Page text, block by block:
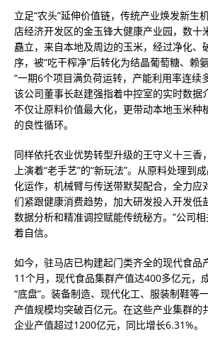
立足“农头”延伸价值链，传统产业焕发新生
店经济开发区的金玉锋大健康产业园，数十
矗立，来自本地及周边的玉米，经过净化、
序，被“吃干榨净”后转化为结晶葡萄糖、赖
“一期6个项目满负荷运转，产能利用率连续
该公司董事长赵建强指着中控室的实时数据
不仅让原料价值最大化，更带动本地玉米种
的良性循环。
同样依托农业优势转型升级的王守义十三香
上演着“老手艺”的“新玩法”。从原料处理到
化运作，机械臂与传送带默契配合，全力应
们紧跟健康消费趋势，加大研发投入开发低
数据分析和精准调控赋能传统秘方。”公司
着自信。
如今，驻马店已构建起门类齐全的现代食品
11个月，现代食品集群产值达400多亿元，
“底盘”。装备制造、现代化工、服装制鞋等
产值规模均突破百亿元。在这些产业集群的
企业产值超过1200亿元，同比增长6.31%。